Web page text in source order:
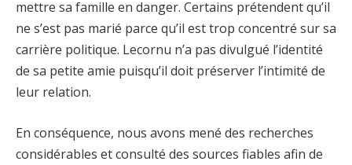
mettre sa famille en danger. Certains prétendent qu’il
ne s’est pas marié parce qu’il est trop concentré sur sa
carrière politique. Lecornu n’a pas divulgué l’identité
de sa petite amie puisqu’il doit préserver l’intimité de
leur relation.
En conséquence, nous avons mené des recherches
considérables et consulté des sources fiables afin de